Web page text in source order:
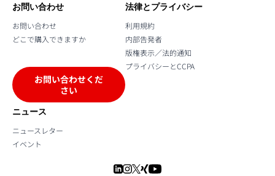
お問い合わせ
お問い合わせ
どこで購入できますか
お問い合わせくだ
さい
法律とプライバシー
利用規約
内部告発者
版権表示／法的通知
プライバシーとCCPA
ニュース
ニュースレター
イベント